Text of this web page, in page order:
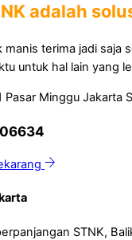
adalah
manis terima jadi saja
untuk hal lain yang
Pasar Minggu Jakarta
STNK,